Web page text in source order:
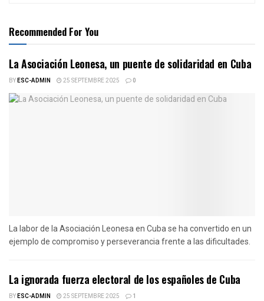
Recommended For You
La Asociación Leonesa, un puente de solidaridad en Cuba
BYESC-ADMIN 25 SEPTEMBRE 2025 0
La labor de la Asociación Leonesa en Cuba se ha convertido en un
ejemplo de compromiso y perseverancia frente a las dificultades.
La ignorada fuerza electoral de los españoles de Cuba
BYESC-ADMIN 25 SEPTEMBRE 2025 1